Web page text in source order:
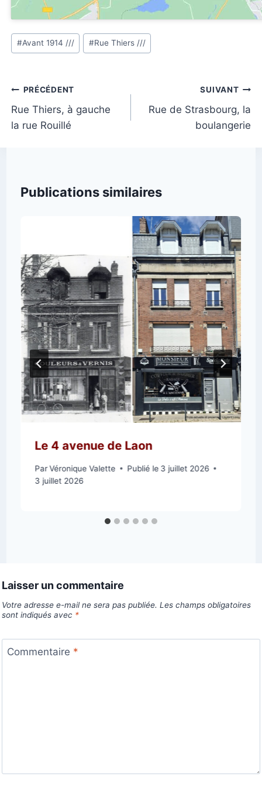
Étiquettes
de
publication :
#Avant 1914 /// #Rue Thiers ///
Navigation
de
l’article
PRÉCÉDENT
Rue Thiers, à gauche
la rue Rouillé
SUIVANT
Rue de Strasbourg, la
boulangerie
Publications similaires
Le 4 avenue de Laon
ParVéronique Valette Publié le 3 juillet 2026
3 juillet 2026
Laisser un commentaire
Votre adresse e-mail ne sera pas publiée. Les champs obligatoires
sont indiqués avec *
Commentaire *